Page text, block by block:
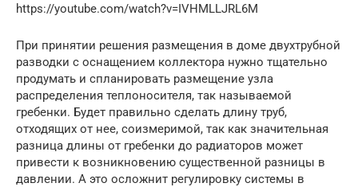
https://youtube.com/watch?v=IVHMLLJRL6M
При принятии решения размещения в доме двухтрубной
разводки с оснащением коллектора нужно тщательно
продумать и спланировать размещение узла
распределения теплоносителя, так называемой
гребенки. Будет правильно сделать длину труб,
отходящих от нее, соизмеримой, так как значительная
разница длины от гребенки до радиаторов может
привести к возникновению существенной разницы в
давлении. А это осложнит регулировку системы в